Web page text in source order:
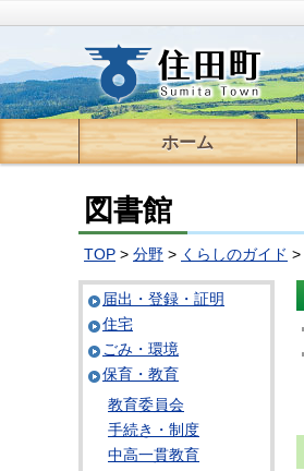
ホーム
図書館
TOP > 分野 > くらしのガイド >
届出・登録・証明
住宅
ごみ・環境
保育・教育
教育委員会
手続き・制度
中高一貫教育